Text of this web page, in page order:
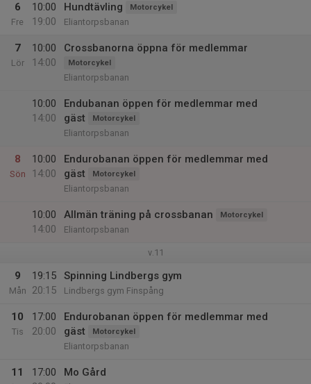
6
Fre
10:00
19:00
Hundtävling Motorcykel
Eliantorpsbanan
7
Lör
10:00
14:00
Crossbanorna öppna för medlemmar
Motorcykel
Eliantorpsbanan
10:00
14:00
Endubanan öppen för medlemmar med
gäst
Motorcykel
Eliantorpsbanan
8
Sön
10:00
14:00
Endurobanan öppen för medlemmar med
gäst
Motorcykel
Eliantorpsbanan
10:00
14:00
Allmän träning på crossbanan Motorcykel
Eliantorpsbanan
v.11
9
Mån
19:15
20:15
Spinning Lindbergs gym
Lindbergs gym Finspång
10
Tis
17:00
20:00
Endurobanan öppen för medlemmar med
gäst
Motorcykel
Eliantorpsbanan
11
17:00
Mo Gård